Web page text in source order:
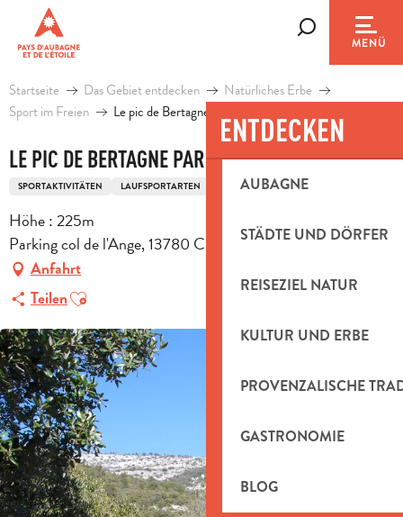
contenu
principal
MENÜ
ENTDECKEN
AUBAGNE
STÄDTE UND DÖRFER
REISEZIEL NATUR
KULTUR UND ERBE
PROVENZALISCHE
GASTRONOMIE
BLOG
Startseite Das Gebiet entdecken
Natürliches Erbe
Sport im Freien
Le pic de Bertagne par le col de l`Ange
LE PIC DE BERTAGNE PAR LE COL DE L`ANGE
SPORTAKTIVITÄTEN LAUFSPORTARTEN FUSSWANDERUNGSSTRECKE
Höhe : 225m
Parking col de l'Ange, 13780 Cuges-les-Pins
Anfahrt
TeilenAjouter aux favoris